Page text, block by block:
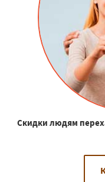
Скидки людям